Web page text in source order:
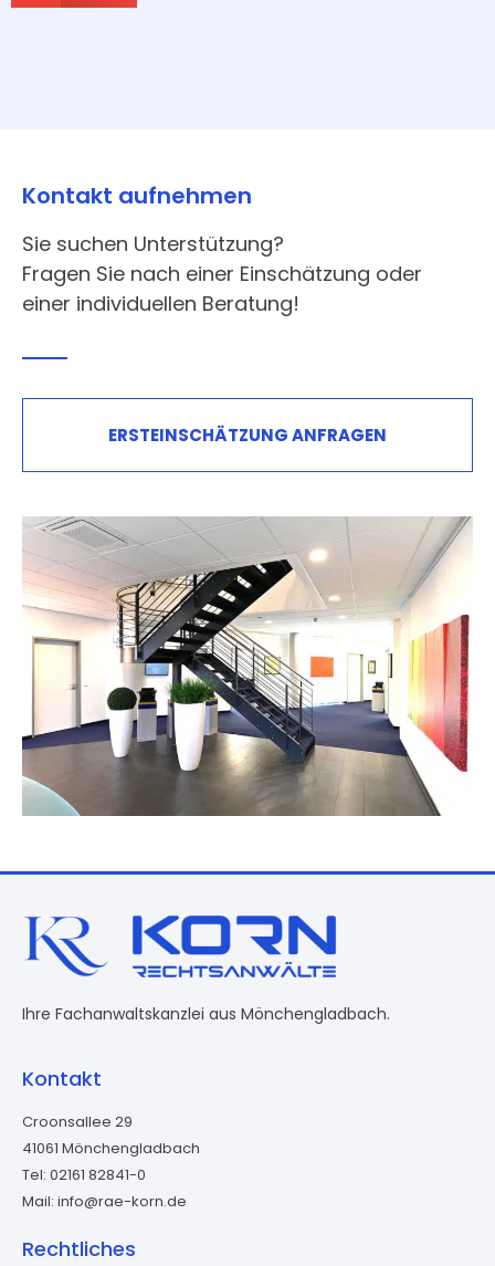
Kontakt aufnehmen
Sie suchen Unterstützung?
Fragen Sie nach einer Einschätzung oder
einer individuellen Beratung!
ERSTEINSCHÄTZUNG ANFRAGEN
Ihre Fachanwaltskanzlei aus Mönchengladbach.
Kontakt
Croonsallee 29
41061 Mönchengladbach
Tel: 02161 82841-0
Mail: info@rae-korn.de
Rechtliches